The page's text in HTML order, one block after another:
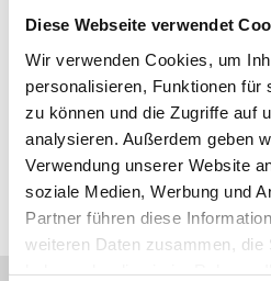
Diese Webseite verwendet
Wir verwenden Cookies, um
personalisieren, Funktionen für
zu können und die Zugriffe auf
analysieren. Außerdem geben
Verwendung unserer Website
soziale Medien, Werbung und
Partner führen diese
weiteren Daten zusammen, die
Polsterwerkstatt. Seit mehr als 20
Innungsfachbetrieb. Wir sind
Ausbildungsbetrieb. Ich bin
und Raumerfüller im Ruhrgebiet.
in unserem Betrieb in Herten. Wir
Ihre Lebens- und Arbeitsräume.
textile Lösungen nach Ihren
Geführt von Raumausstatter-